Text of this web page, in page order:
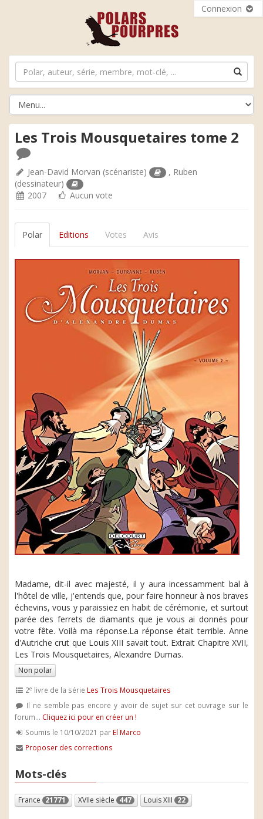
Connexion
Les Trois Mousquetaires tome 2
Jean-David Morvan (scénariste) , Ruben
(dessinateur)
2007
Aucun vote
Polar Editions Votes Avis
Madame, dit-il avec majesté, il y aura incessamment bal à
l'hôtel de ville, j'entends que, pour faire honneur à nos braves
échevins, vous y paraissiez en habit de cérémonie, et surtout
parée des ferrets de diamants que je vous ai donnés pour
votre fête. Voilà ma réponse.La réponse était terrible. Anne
d'Autriche crut que Louis XIII savait tout. Extrait Chapitre XVII,
Les Trois Mousquetaires, Alexandre Dumas.
Non polar
2e livre de la série Les Trois Mousquetaires
Il ne semble pas encore y avoir de sujet sur cet ouvrage sur le
forum... Cliquez ici pour en créer un !
Soumis le 10/10/2021 par El Marco
Proposer des corrections
Mots-clés
France 21771 XVIIe siècle 447 Louis XIII 22